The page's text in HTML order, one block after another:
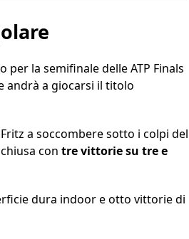
per la semifinale delle ATP Finals
andrà a giocarsi il titolo
a soccombere sotto i colpi del
con tre vittorie su tre e
dura indoor e otto vittorie di